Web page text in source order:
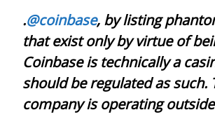
.@coinbase, by listing
that exist only by virtue of
Coinbase is technically a
should be regulated as such.
company is operating